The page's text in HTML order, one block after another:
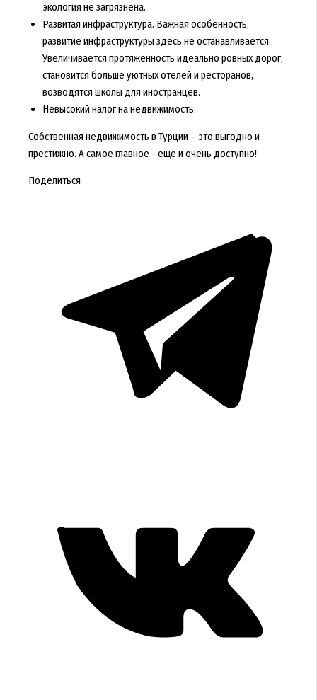
экология не загрязнена.
Развитая инфраструктура. Важная особенность,
развитие инфраструктуры здесь не останавливается.
Увеличивается протяженность идеально ровных дорог,
становится больше уютных отелей и ресторанов,
возводятся школы для иностранцев.
Невысокий налог на недвижимость.
Собственная недвижимость в Турции – это выгодно и
престижно. А самое главное - еще и очень доступно!
Поделиться